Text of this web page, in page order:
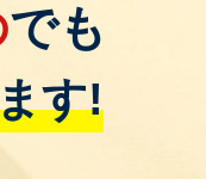
でも
す!